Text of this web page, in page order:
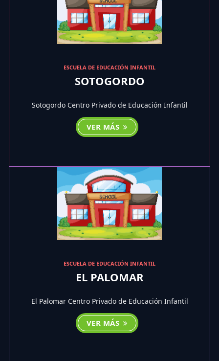
ESCUELA DE EDUCACIÓN INFANTIL
SOTOGORDO
Sotogordo Centro Privado de Educación Infantil
VER MÁS
ESCUELA DE EDUCACIÓN INFANTIL
EL PALOMAR
El Palomar Centro Privado de Educación Infantil
VER MÁS